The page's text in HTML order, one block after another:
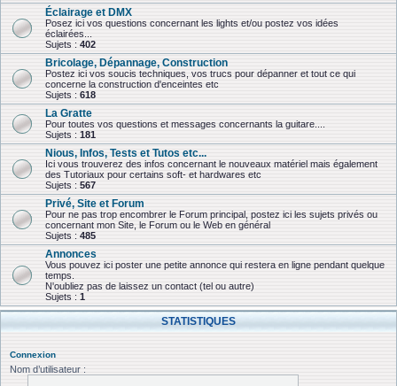
Éclairage et DMX
Posez ici vos questions concernant les lights et/ou postez vos idées
éclairées...
Sujets : 402
Bricolage, Dépannage, Construction
Postez ici vos soucis techniques, vos trucs pour dépanner et tout ce qui
concerne la construction d'enceintes etc
Sujets : 618
La Gratte
Pour toutes vos questions et messages concernants la guitare....
Sujets : 181
Nious, Infos, Tests et Tutos etc...
Ici vous trouverez des infos concernant le nouveaux matériel mais également
des Tutoriaux pour certains soft- et hardwares etc
Sujets : 567
Privé, Site et Forum
Pour ne pas trop encombrer le Forum principal, postez ici les sujets privés ou
concernant mon Site, le Forum ou le Web en général
Sujets : 485
Annonces
Vous pouvez ici poster une petite annonce qui restera en ligne pendant quelque
temps.
N'oubliez pas de laissez un contact (tel ou autre)
Sujets : 1
STATISTIQUES
Connexion
Nom d’utilisateur :